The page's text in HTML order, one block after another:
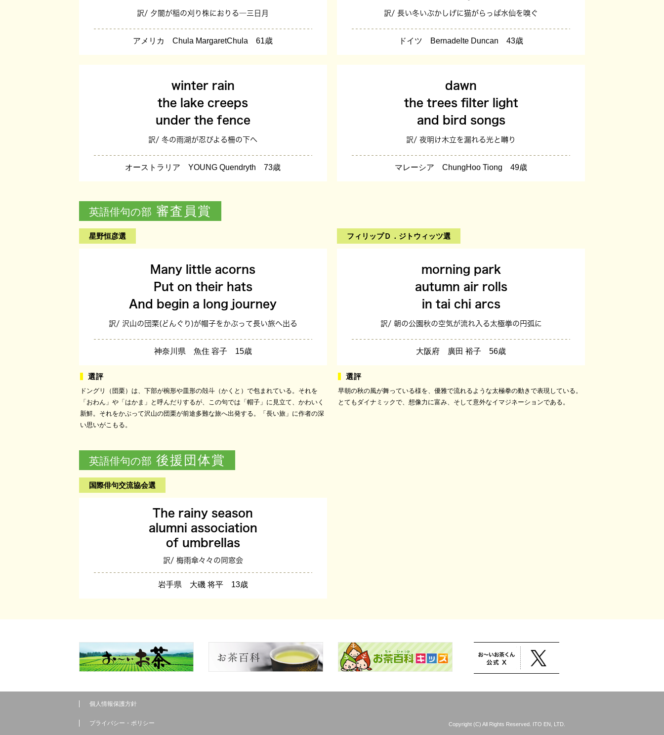
訳/ 夕闇が稲の刈り株におりる―三日月
アメリカ Chula MargaretChula 61歳
訳/ 長い冬いぶかしげに猫がらっぱ水仙を嗅ぐ
ドイツ Bernadelte Duncan 43歳
winter rain
the lake creeps
under the fence
訳/ 冬の雨湖が忍びよる柵の下へ
オーストラリア YOUNG Quendryth 73歳
dawn
the trees filter light
and bird songs
訳/ 夜明け木立を漏れる光と囀り
マレーシア ChungHoo Tiong 49歳
英語俳句の部 審査員賞
星野恒彦選
Many little acorns
Put on their hats
And begin a long journey
訳/ 沢山の団栗(どんぐり)が帽子をかぶって長い旅へ出る
神奈川県 魚住 容子 15歳
ドングリ（団栗）は、下部が椀形や皿形の殻斗（かくと）で包まれている。それを
「おわん」や「はかま」と呼んだりするが、この句では「帽子」に見立て、かわいく
新鮮。それをかぶって沢山の団栗が前途多難な旅へ出発する。「長い旅」に作者の深
い思いがこもる。
フィリップＤ．ジトウィッツ選
morning park
autumn air rolls
in tai chi arcs
訳/ 朝の公園秋の空気が流れ入る太極拳の円弧に
大阪府 廣田 裕子 56歳
早朝の秋の風が舞っている様を、優雅で流れるような太極拳の動きで表現している。
とてもダイナミックで、想像力に富み、そして意外なイマジネーションである。
英語俳句の部 後援団体賞
国際俳句交流協会選
The rainy season
alumni association
of umbrellas
訳/ 梅雨傘々々の同窓会
岩手県 大磯 将平 13歳
個人情報保護方針
プライバシー・ポリシー Copyright (C) All Rights Reserved. ITO EN, LTD.